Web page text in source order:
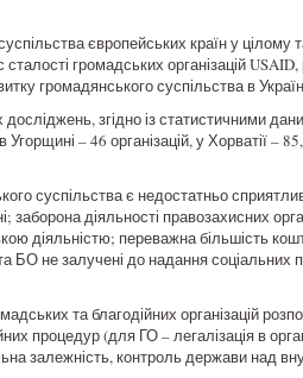
європейських країн у цілому
громадських організацій
громадянського суспільства в
згідно із статистичними
– 46 організацій, у Хорватії –
суспільства є недостатньо
діяльності правозахисних
діяльністю; переважна більшість
БО не залучені до надання
та благодійних організацій
процедур (для ГО – легалізація в
залежність, контроль держави над